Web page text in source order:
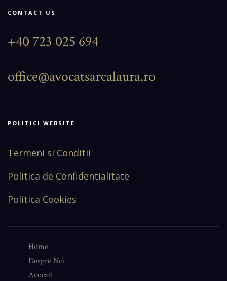
CONTACT US
+40 723 025 694
office@avocatsarcalaura.ro
POLITICI WEBSITE
Termeni si Conditii
Politica de Confidentialitate
Politica Cookies
Home
Despre Noi
Avocati